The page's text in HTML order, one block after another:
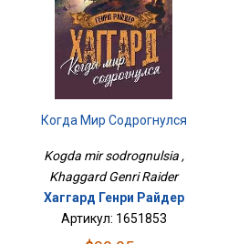
Когда Мир Содрогнулся
Kogda mir sodrognulsia ,
Khaggard Genri Raider
Хаггард Генри Райдер
Артикул: 1651853